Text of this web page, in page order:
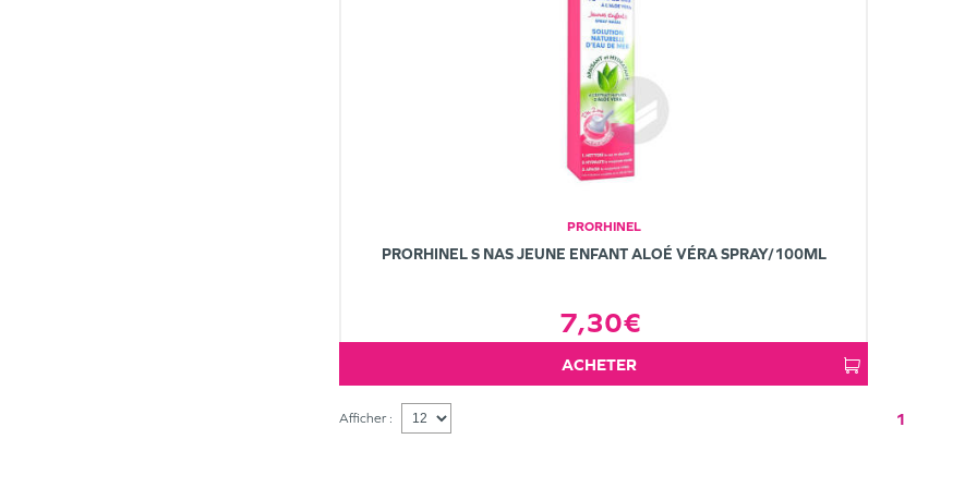
PRORHINEL
PRORHINEL S NAS JEUNE ENFANT ALOÉ VÉRA SPRAY/100ML
7,30€
ACHETER
Afficher : 1